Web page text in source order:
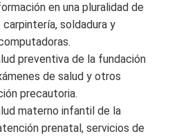
en una pluralidad de
carpintería, soldadura y
preventiva de la fundación
de salud y otros
precautoria.
materno infantil de la
prenatal, servicios de